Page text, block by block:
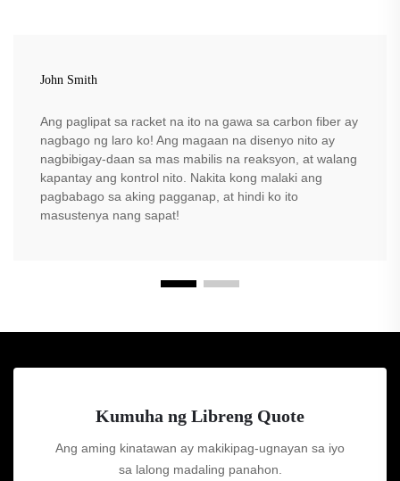
John Smith
Ang paglipat sa racket na ito na gawa sa carbon fiber ay
nagbago ng laro ko! Ang magaan na disenyo nito ay
nagbibigay-daan sa mas mabilis na reaksyon, at walang
kapantay ang kontrol nito. Nakita kong malaki ang
pagbabago sa aking pagganap, at hindi ko ito
masustenya nang sapat!
Kumuha ng Libreng Quote
Ang aming kinatawan ay makikipag-ugnayan sa iyo
sa lalong madaling panahon.